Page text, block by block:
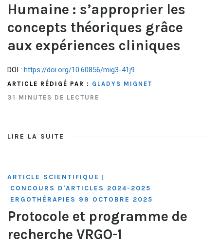
Humaine : s’approprier les
concepts théoriques grâce
aux expériences cliniques
DOI : https://doi.org/10.60856/mig3-41j9
ARTICLE RÉDIGÉ PAR : GLADYS MIGNET
31 MINUTES DE LECTURE
LIRE LA SUITE
ARTICLE SCIENTIFIQUE
CONCOURS D'ARTICLES 2024-2025
ERGOTHÉRAPIES 99 OCTOBRE 2025
Protocole et programme de
recherche VRGO-1